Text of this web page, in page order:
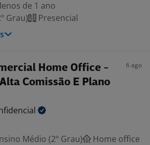
de 1 ano
Grau)
Presencial
Home Office -
Comissão E Plano
6 ago
Médio (2º Grau) Home office